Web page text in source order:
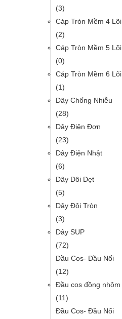
(3)
Cáp Tròn Mềm 4 Lõi
(2)
Cáp Tròn Mềm 5 Lõi
(0)
Cáp Tròn Mềm 6 Lõi
(1)
Dây Chống Nhiễu
(28)
Dây Điện Đơn
(23)
Dây Điện Nhật
(6)
Dây Đôi Dẹt
(5)
Dây Đôi Tròn
(3)
Dây SUP
(72)
Đầu Cos- Đầu Nối
(12)
Đầu cos đồng nhôm
(11)
Đầu Cos- Đầu Nối